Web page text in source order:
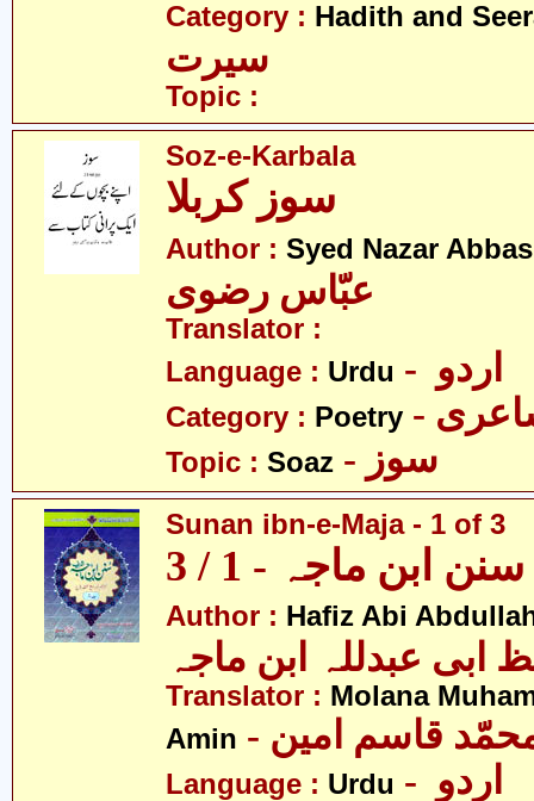
Category : Hadith and
سیرت
Topic :
Soz-e-Karbala
Author : Syed Nazar
عبّاس رضوی
Translator :
Language : Urdu
Category : Poetry
Topic : Soaz - سوز
Sunan ibn-e-Maja - 1 of 3
سنن ابن ماجہ - 1 / 3
Author : Hafiz Abi
ابی عبدللہ ابن ماجہ
Translator : Molana
Amin
محمّد قاسم امین
Language : Urdu